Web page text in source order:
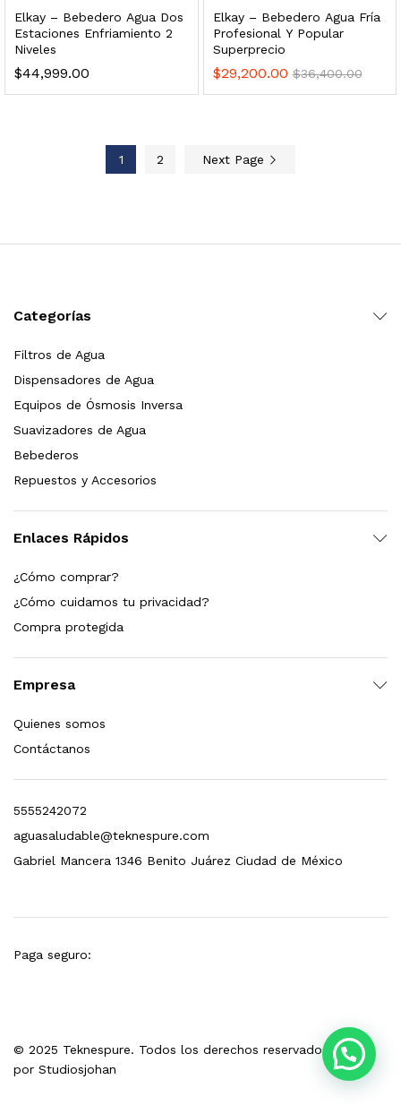
Elkay – Bebedero Agua Dos
Estaciones Enfriamiento 2
Niveles
$44,999.00
Elkay – Bebedero Agua Fría
Profesional Y Popular
Superprecio
$29,200.00 $36,400.00
1 2 Next Page
Categorías
Filtros de Agua
Dispensadores de Agua
Equipos de Ósmosis Inversa
Suavizadores de Agua
Bebederos
Repuestos y Accesorios
Enlaces Rápidos
¿Cómo comprar?
¿Cómo cuidamos tu privacidad?
Compra protegida
Empresa
Quienes somos
Contáctanos
5555242072
aguasaludable@teknespure.com
Gabriel Mancera 1346 Benito Juárez Ciudad de México
© 2025 Teknespure. Todos los derechos reservados. Hecho
por Studiosjohan
Paga seguro:
Leer más
Leer más
Leer más
589.00
para Esterilizador D4 (12 GPM)
al carrito